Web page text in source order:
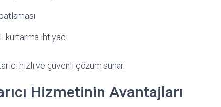
kurtarma ihtiyacı
hızlı ve güvenli çözüm sunar.
Hizmetinin Avantajları